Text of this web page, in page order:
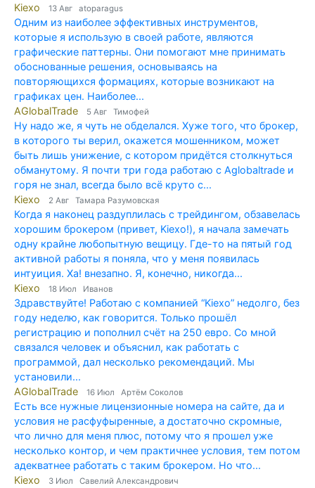
Kiexo
13 Авг atoparagus
Одним из наиболее эффективных инструментов,
которые я использую в своей работе, являются
графические паттерны. Они помогают мне принимать
обоснованные решения, основываясь на
повторяющихся формациях, которые возникают на
графиках цен. Наиболее...
AGlobalTrade
5 Авг Тимофей
Ну надо же, я чуть не обделался. Хуже того, что брокер,
в которого ты верил, окажется мошенником, может
быть лишь унижение, с котором придётся столкнуться
обманутому. Я почти три года работаю с Aglobaltrade и
горя не знал, всегда было всё круто с...
Kiexo
2 Авг Тамара Разумовская
Когда я наконец раздуплилась с трейдингом, обзавелась
хорошим брокером (привет, Kiexo!), я начала замечать
одну крайне любопытную вещицу. Где-то на пятый год
активной работы я поняла, что у меня появилась
интуиция. Ха! внезапно. Я, конечно, никогда...
Kiexo
18 Июл Иванов
Здравствуйте! Работаю с компанией “Kiexo” недолго, без
году неделю, как говорится. Только прошёл
регистрацию и пополнил счёт на 250 евро. Со мной
связался человек и объяснил, как работать с
программой, дал несколько рекомендаций. Мы
установили...
AGlobalTrade
16 Июл Артём Соколов
Есть все нужные лицензионные номера на сайте, да и
условия не расфуфыренные, а достаточно скромные,
что лично для меня плюс, потому что я прошел уже
несколько контор, и чем практичнее условия, тем потом
адекватнее работать с таким брокером. Но что...
Kiexo
3 Июл Савелий Александрович